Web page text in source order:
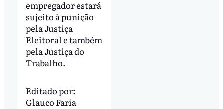
empregador estará
sujeito à punição
pela Justiça
Eleitoral e também
pela Justiça do
Trabalho.
Editado por:
Glauco Faria